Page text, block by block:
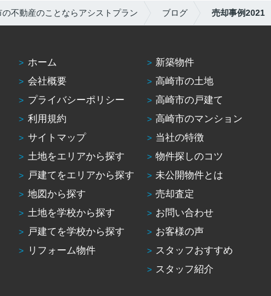
の不動産のことならアシストプラン ブログ 売却事例2021
ホーム
会社概要
プライバシーポリシー
利用規約
サイトマップ
土地をエリアから探す
戸建てをエリアから探す
地図から探す
土地を学校から探す
戸建てを学校から探す
リフォーム物件
新築物件
高崎市の土地
高崎市の戸建て
高崎市のマンション
当社の特徴
物件探しのコツ
未公開物件とは
売却査定
お問い合わせ
お客様の声
スタッフおすすめ
スタッフ紹介